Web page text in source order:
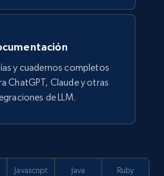
email, Seller phone, Seller
Buy Now
y cuadernos completos
ChatGPT, Claude y otras
de LLM.
Javascript Java Ruby